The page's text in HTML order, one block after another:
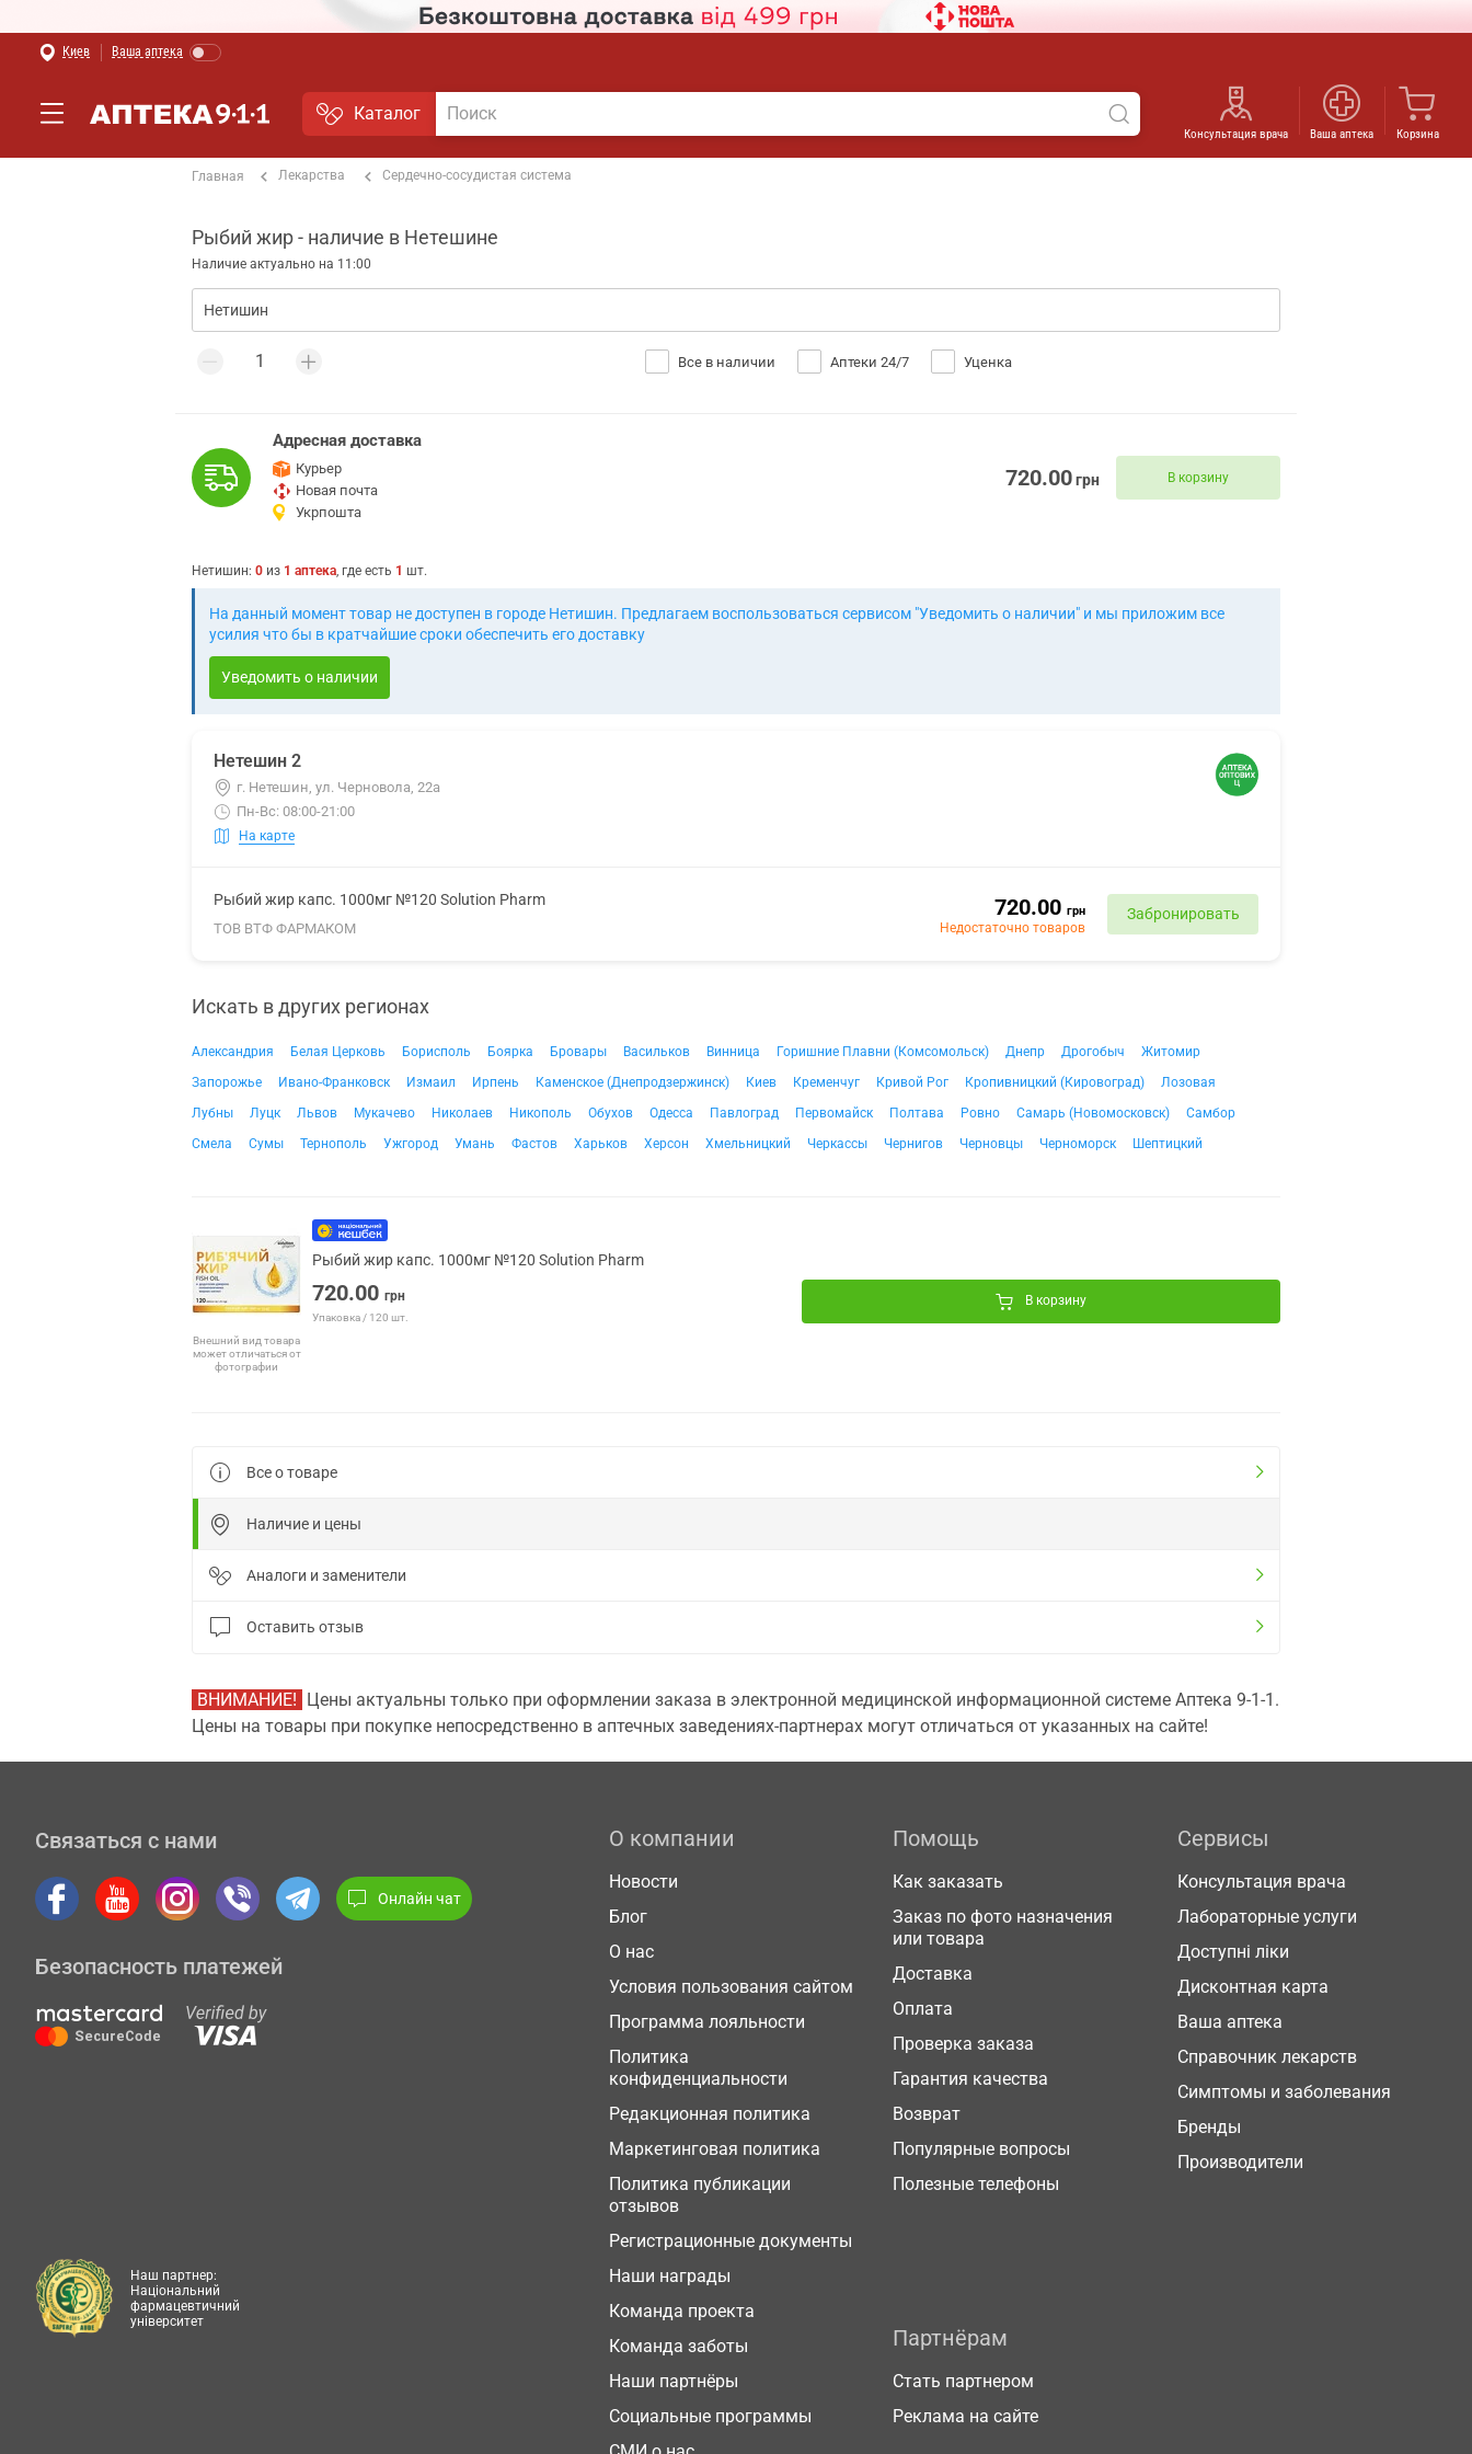
Киев Ваша аптека
Каталог
Консультация врача Ваша аптека Корзина
Главная Лекарства Сердечно-сосудистая система
Рыбий жир - наличие в Нетешине
Наличие актуально на 11:00
Все в наличии Аптеки 24/7 Уценка
Адресная доставка
Курьер
Новая почта
Укрпошта
720.00грн В корзину
Нетишин: 0 из 1 аптека, где есть 1 шт.
На данный момент товар не доступен в городе Нетишин. Предлагаем воспользоваться сервисом "Уведомить о наличии" и мы приложим все
усилия что бы в кратчайшие сроки обеспечить его доставку
Уведомить о наличии
Нетешин 2
г. Нетешин, ул. Черновола, 22а
Пн-Вс: 08:00-21:00
На карте
Рыбий жир капс. 1000мг №120 Solution Pharm
ТОВ ВТФ ФАРМАКОМ
720.00 грн
Недостаточно товаров
Забронировать
Искать в других регионах
Александрия Белая Церковь Борисполь Боярка Бровары Васильков Винница Горишние Плавни (Комсомольск) Днепр Дрогобыч
Житомир
Запорожье
Ивано-Франковск Измаил Ирпень Каменское (Днепродзержинск) Киев Кременчуг Кривой Рог Кропивницкий (Кировоград)
Лозовая
Лубны
Луцк Львов Мукачево Николаев Никополь Обухов Одесса Павлоград Первомайск Полтава Ровно Самарь (Новомосковск)
Самбор
Смела
Сумы Тернополь Ужгород Умань Фастов Харьков Херсон Хмельницкий Черкассы Чернигов Черновцы Черноморск Шептицкий
Внешний вид товара
может отличаться от
фотографии
Рыбий жир капс. 1000мг №120 Solution Pharm
720.00 грн
Упаковка / 120 шт.
В корзину
Все о товаре
Наличие и цены
Аналоги и заменители
Оставить отзыв
ВНИМАНИЕ! Цены актуальны только при оформлении заказа в электронной медицинской информационной системе Аптека 9-1-1.
Цены на товары при покупке непосредственно в аптечных заведениях-партнерах могут отличаться от указанных на сайте!
Связаться с нами
Онлайн чат
Безопасность платежей
О компании
Новости
Блог
О нас
Условия пользования сайтом
Программа лояльности
Политика
конфиденциальности
Редакционная политика
Маркетинговая политика
Политика публикации
отзывов
Регистрационные документы
Наши награды
Команда проекта
Команда заботы
Наши партнёры
Социальные программы
Помощь
Как заказать
Заказ по фото назначения
или товара
Доставка
Оплата
Проверка заказа
Гарантия качества
Возврат
Популярные вопросы
Полезные телефоны
Сервисы
Консультация врача
Лабораторные услуги
Доступні ліки
Дисконтная карта
Ваша аптека
Справочник лекарств
Симптомы и заболевания
Бренды
Производители
Партнёрам
Стать партнером
Реклама на сайте
Наш партнер:
Національний
фармацевтичний
університет